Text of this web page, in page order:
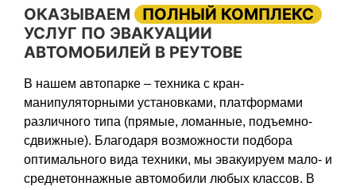
ОКАЗЫВАЕМ
ПОЛНЫЙ КОМПЛЕКС
УСЛУГ ПО ЭВАКУАЦИИ
АВТОМОБИЛЕЙ В РЕУТОВЕ
В нашем автопарке – техника с кран-
манипуляторными установками, платформами
различного типа (прямые, ломанные, подъемно-
сдвижные). Благодаря возможности подбора
оптимального вида техники, мы эвакуируем мало- и
среднетоннажные автомобили любых классов. В